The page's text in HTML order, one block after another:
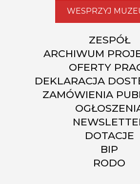
WESPRZYJ
ZESPÓŁ
ARCHIWUM
OFERTY
DEKLARACJA
ZAMÓWIENIA
DOTACJE
BIP
RODO